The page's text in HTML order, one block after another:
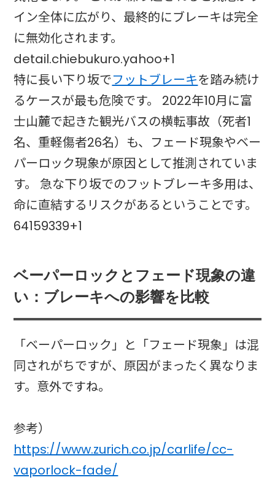
イン全体に広がり、最終的にブレーキは完全
に無効化されます。
detail.chiebukuro.yahoo+1
特に長い下り坂でフットブレーキを踏み続け
るケースが最も危険です。 2022年10月に富
士山麓で起きた観光バスの横転事故（死者1
名、重軽傷者26名）も、フェード現象やベー
パーロック現象が原因として推測されていま
す。 急な下り坂でのフットブレーキ多用は、
命に直結するリスクがあるということです。
64159339+1
ベーパーロックとフェード現象の違
い：ブレーキへの影響を比較
「ベーパーロック」と「フェード現象」は混
同されがちですが、原因がまったく異なりま
す。意外ですね。
参考）
https://www.zurich.co.jp/carlife/cc-
vaporlock-fade/